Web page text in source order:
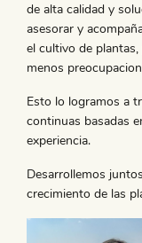
de alta calidad y
asesorar y
el cultivo de
menos
Esto lo logramos a
continuas basadas
experiencia.
Desarrollemos
crecimiento de las